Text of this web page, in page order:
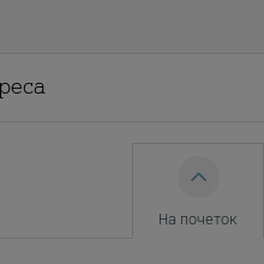
На почеток